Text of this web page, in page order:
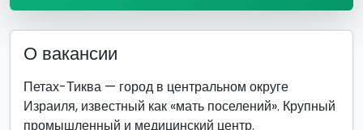
О вакансии
Петах-Тиква — город в центральном округе
Израиля, известный как «мать поселений». Крупный
промышленный и медицинский центр.